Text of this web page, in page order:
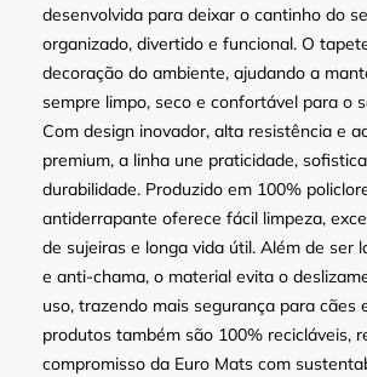
desenvolvida para deixar o cantinho do
organizado, divertido e funcional. O
decoração do ambiente, ajudando a
sempre limpo, seco e confortável para o
Com design inovador, alta resistência e
premium, a linha une praticidade,
durabilidade. Produzido em 100%
antiderrapante oferece fácil limpeza,
de sujeiras e longa vida útil. Além de ser
e anti-chama, o material evita o
uso, trazendo mais segurança para cães
produtos também são 100% recicláveis,
compromisso da Euro Mats com